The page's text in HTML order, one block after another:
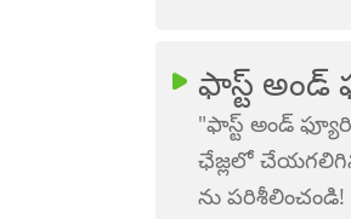
ఫాస్ట్ అండ్
"ఫాస్ట్ అండ్
ఛేజ్లలో
ను పరిశీలించండి!